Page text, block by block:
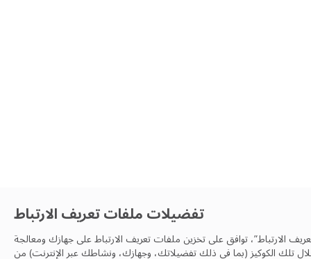
تفضيلات ملفات تعريف الارتباط
الارتباط”، توافق على تخزين ملفات تعريف الارتباط على جهازك ومعالجة
تلك الكوكيز (بما في ذلك تفضيلاتك، وجهازك، ونشاطك عبر الإنترنت) من